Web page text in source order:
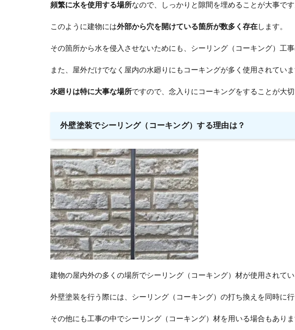
頻繁に水を使用する場所なので、しっかりと隙間を埋めることが大事です
このように建物には外部から穴を開けている箇所が数多く存在します。
その箇所から水を侵入させないためにも、シーリング（コーキング）工事
また、屋外だけでなく屋内の水廻りにもコーキングが多く使用されていま
水廻りは特に大事な場所ですので、念入りにコーキングをすることが大切
外壁塗装でシーリング（コーキング）する理由は？
建物の屋内外の多くの場所でシーリング（コーキング）材が使用されてい
外壁塗装を行う際には、シーリング（コーキング）の打ち換えを同時に行
その他にも工事の中でシーリング（コーキング）材を用いる場合もありま